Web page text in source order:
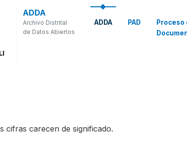
ADDA
Archivo Distrital
de Datos Abiertos
ADDA PAD
Proceso
cifras carecen de significado.